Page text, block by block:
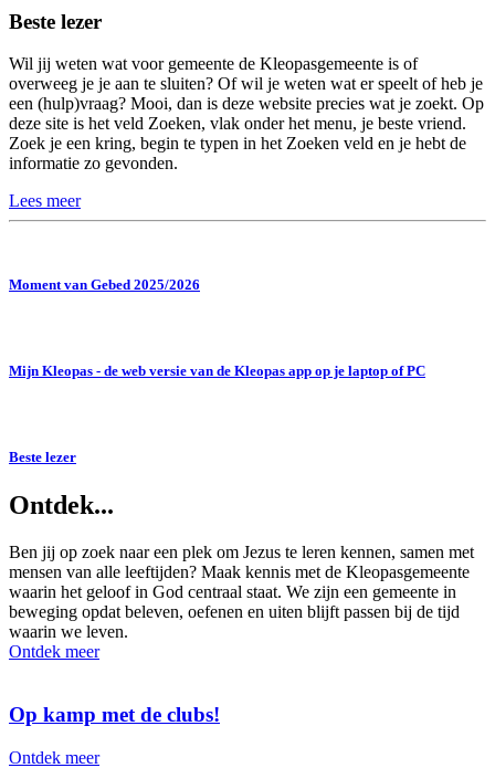
Beste lezer
Wil jij weten wat voor gemeente de Kleopasgemeente is of
overweeg je je aan te sluiten? Of wil je weten wat er speelt of heb je
een (hulp)vraag? Mooi, dan is deze website precies wat je zoekt. Op
deze site is het veld Zoeken, vlak onder het menu, je beste vriend.
Zoek je een kring, begin te typen in het Zoeken veld en je hebt de
informatie zo gevonden.
Lees meer
Moment van Gebed 2025/2026
Mijn Kleopas - de web versie van de Kleopas app op je laptop of PC
Beste lezer
Ontdek...
Ben jij op zoek naar een plek om Jezus te leren kennen, samen met
mensen van alle leeftijden? Maak kennis met de Kleopasgemeente
waarin het geloof in God centraal staat. We zijn een gemeente in
beweging opdat beleven, oefenen en uiten blijft passen bij de tijd
waarin we leven.
Ontdek meer
Op kamp met de clubs!
Ontdek meer